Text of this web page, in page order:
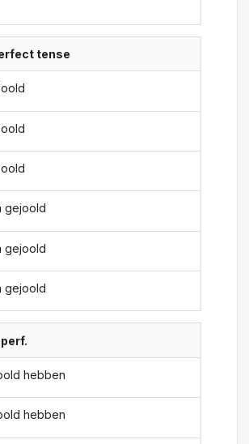
tense
gejoold
gejoold
gejoold
hebben
hebben